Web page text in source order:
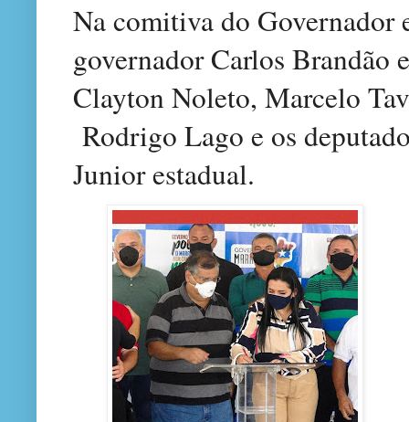
Na comitiva do Governador
governador Carlos Brandão
Clayton Noleto, Marcelo
Rodrigo Lago e os
Junior estadual.